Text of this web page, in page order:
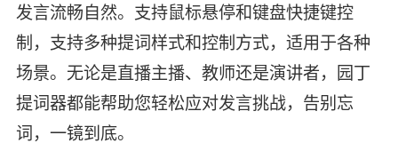
发言流畅自然。支持鼠标悬停和键盘快捷键控
制，支持多种提词样式和控制方式，适用于各种
场景。无论是直播主播、教师还是演讲者，园丁
提词器都能帮助您轻松应对发言挑战，告别忘
词，一镜到底。